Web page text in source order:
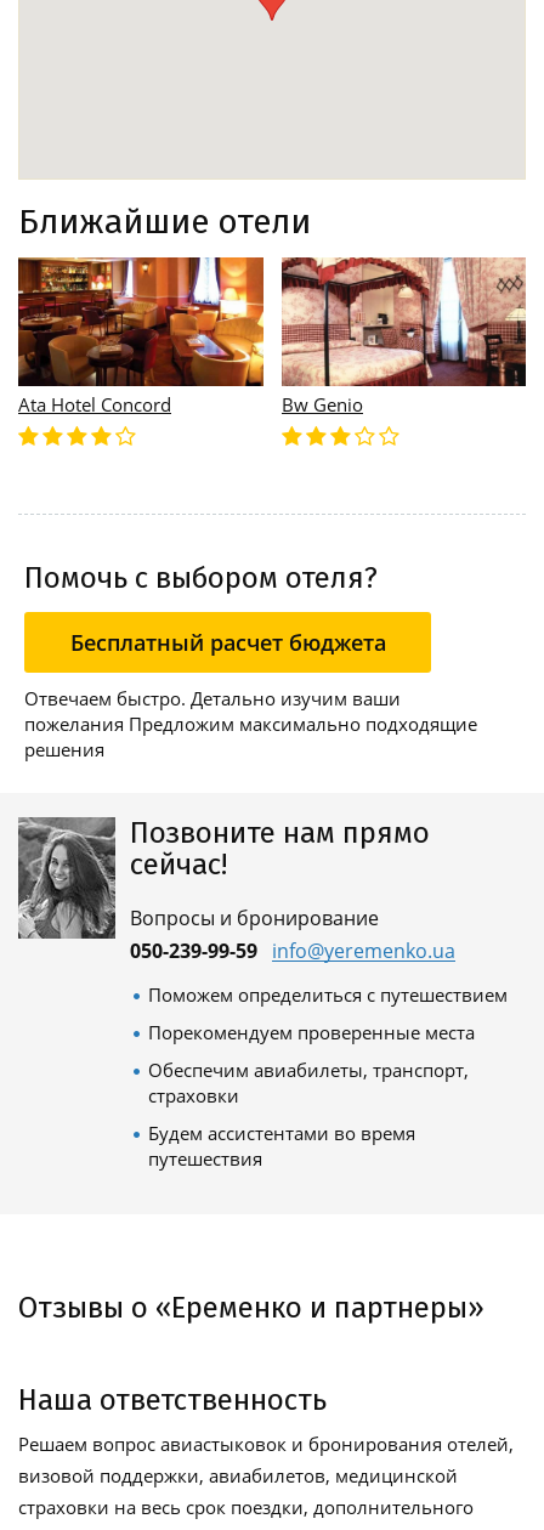
Ближайшие отели
Ata Hotel Concord Bw Genio
Помочь с выбором отеля?
Бесплатный расчет бюджета
Отвечаем быстро. Детально изучим ваши
пожелания Предложим максимально подходящие
решения
Позвоните нам прямо
сейчас!
Вопросы и бронирование
050-239-99-59 info@yeremenko.ua
Поможем определиться с путешествием
Порекомендуем проверенные места
Обеспечим авиабилеты, транспорт,
страховки
Будем ассистентами во время
путешествия
Отзывы о «Еременко и партнеры»
Наша ответственность
Решаем вопрос авиастыковок и бронирования отелей,
визовой поддержки, авиабилетов, медицинской
страховки на весь срок поездки, дополнительного